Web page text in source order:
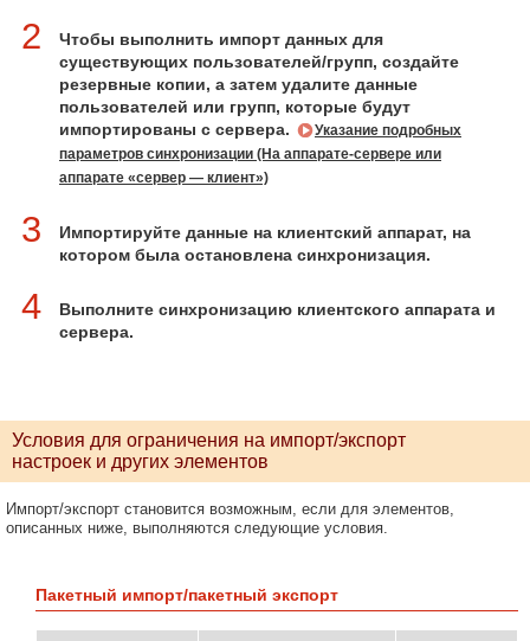
2
Чтобы выполнить импорт данных для
существующих пользователей/групп, создайте
резервные копии, а затем удалите данные
пользователей или групп, которые будут
импортированы с сервера.
Указание подробных
параметров синхронизации (На аппарате-сервере или
аппарате «сервер — клиент»)
3
Импортируйте данные на клиентский аппарат, на
котором была остановлена синхронизация.
4
Выполните синхронизацию клиентского аппарата и
сервера.
Условия для ограничения на импорт/экспорт
настроек и других элементов
Импорт/экспорт становится возможным, если для элементов,
описанных ниже, выполняются следующие условия.
Пакетный импорт/пакетный экспорт